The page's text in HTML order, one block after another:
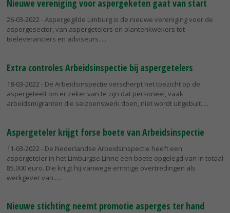
Nieuwe vereniging voor aspergeketen gaat van start
26-03-2022 - Aspergegilde Limburg is de nieuwe vereniging voor de
aspergesector, van aspergetelers en plantenkwekers tot
toeleveranciers en adviseurs.
Extra controles Arbeidsinspectie bij aspergetelers
18-03-2022 - De Arbeidsinspectie verscherpt het toezicht op de
aspergeteelt om er zeker van te zijn dat personeel, vaak
arbeidsmigranten die seizoenswerk doen, niet wordt uitgebuit.
Aspergeteler krijgt forse boete van Arbeidsinspectie
11-03-2022 - De Nederlandse Arbeidsinspectie heeft een
aspergeteler in het Limburgse Linne een boete opgelegd van in totaal
85.000 euro. Die krijgt hij vanwege ernstige overtredingen als
werkgever van...
Nieuwe stichting neemt promotie asperges ter hand